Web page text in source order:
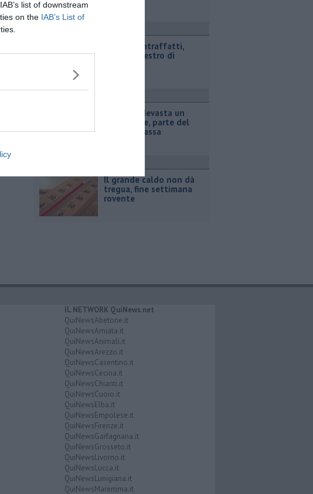
list of downstream
on the IAB’s List of
Marchi contraffatti,
maxi sequestro di
Incendio devasta un
capannone, parte del
tetto collassa
Il grande caldo non dà
tregua, fine settimana
rovente
IL NETWORK QuiNews.net
QuiNewsAbetone.it
QuiNewsAmiata.it
QuiNewsAnimali.it
QuiNewsArezzo.it
QuiNewsCasentino.it
QuiNewsCecina.it
QuiNewsChianti.it
QuiNewsCuoio.it
QuiNewsElba.it
QuiNewsEmpolese.it
QuiNewsFirenze.it
QuiNewsGarfagnana.it
QuiNewsGrosseto.it
QuiNewsLivorno.it
QuiNewsLucca.it
QuiNewsLunigiana.it
QuiNewsMaremma.it